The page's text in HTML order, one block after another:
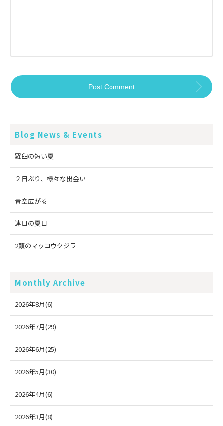
Blog News & Events
羅臼の短い夏
２日ぶり、様々な出会い
青空広がる
連日の夏日
2頭のマッコウクジラ
Monthly Archive
2026年8月(6)
2026年7月(29)
2026年6月(25)
2026年5月(30)
2026年4月(6)
2026年3月(8)